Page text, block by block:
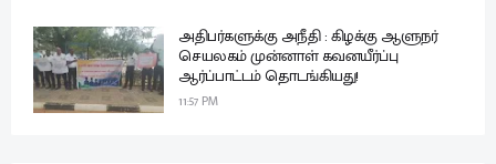
அதிபர்களுக்கு அநீதி : கிழக்கு ஆளுநர்
செயலகம் முன்னாள் கவனயீர்ப்பு
ஆர்ப்பாட்டம் தொடங்கியது!
11:57 PM